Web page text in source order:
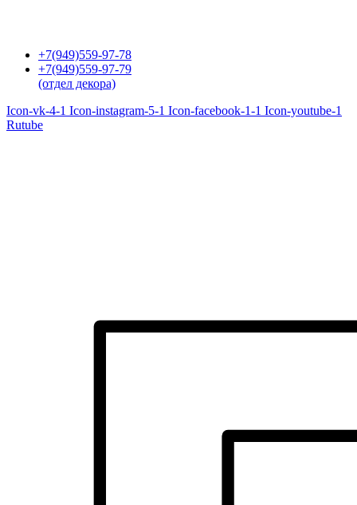
+7(949)559-97-78
+7(949)559-97-79
(отдел декора)
Icon-vk-4-1 Icon-instagram-5-1 Icon-facebook-1-1 Icon-youtube-1
Rutube